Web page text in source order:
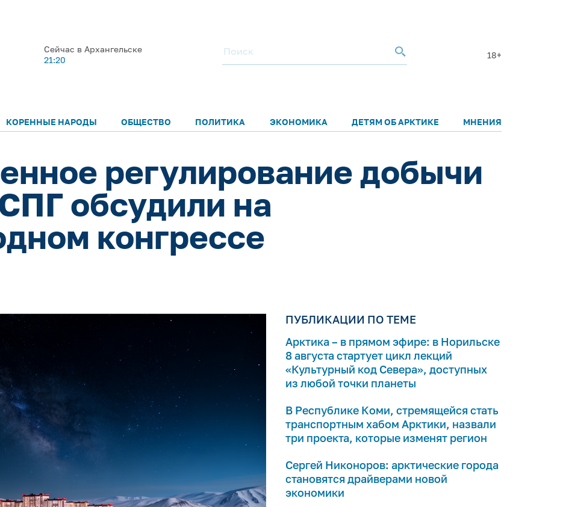
Сейчас в Архангельске
21:20
18+
КОРЕННЫЕ НАРОДЫ ОБЩЕСТВО ПОЛИТИКА ЭКОНОМИКА ДЕТЯМ ОБ АРКТИКЕ МНЕНИЯ
регулирование добычи
обсудили на
конгрессе
ПУБЛИКАЦИИ ПО ТЕМЕ
Арктика – в прямом эфире: в Норильске
8 августа стартует цикл лекций
«Культурный код Севера», доступных
из любой точки планеты
В Республике Коми, стремящейся стать
транспортным хабом Арктики, назвали
три проекта, которые изменят регион
Сергей Никоноров: арктические города
становятся драйверами новой
экономики